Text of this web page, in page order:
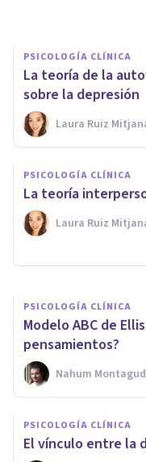
PSICOLOGÍA CLÍNICA
La teoría de la
sobre la depresión
Laura Ruiz
PSICOLOGÍA CLÍNICA
La teoría
Laura Ruiz
PSICOLOGÍA CLÍNICA
Terapia
psicológicos
PSICOLOGÍA CLÍNICA
Modelo ABC de
pensamientos?
Nahum
PSICOLOGÍA CLÍNICA
El vínculo entre la